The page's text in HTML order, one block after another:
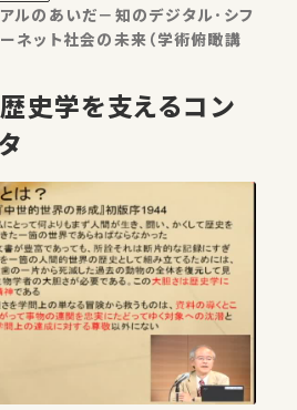
ルのあいだ－知のデジタル･シフ
ネット社会の未来（学術俯瞰講